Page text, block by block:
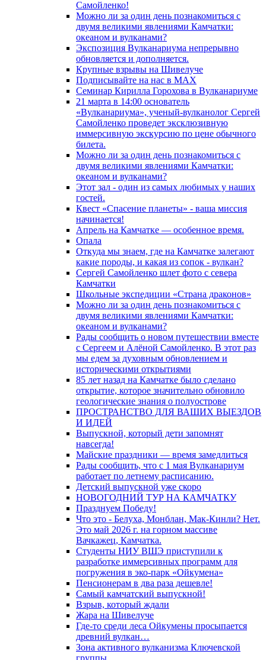
Самойленко!
Можно ли за один день познакомиться с
двумя великими явлениями Камчатки:
океаном и вулканами?
Экспозиция Вулканариума непрерывно
обновляется и дополняется.
Крупные взрывы на Шивелуче
Подписывайте на нас в MAX
Семинар Кирилла Горохова в Вулканариуме
21 марта в 14:00 основатель
«Вулканариума», ученый-вулканолог Сергей
Самойленко проведет эксклюзивную
иммерсивную экскурсию по цене обычного
билета.
Можно ли за один день познакомиться с
двумя великими явлениями Камчатки:
океаном и вулканами?
Этот зал - один из самых любимых у наших
гостей.
Квест «Спасение планеты» - ваша миссия
начинается!
Апрель на Камчатке — особенное время.
Опала
Откуда мы знаем, где на Камчатке залегают
какие породы, и какая из сопок - вулкан?
Сергей Самойленко шлет фото с севера
Камчатки
Школьные экспедиции «Страна драконов»
Можно ли за один день познакомиться с
двумя великими явлениями Камчатки:
океаном и вулканами?
Рады сообщить о новом путешествии вместе
с Сергеем и Алёной Самойленко. В этот раз
мы едем за духовным обновлением и
историческими открытиями
85 лет назад на Камчатке было сделано
открытие, которое значительно обновило
геологические знания о полуострове
ПРОСТРАНСТВО ДЛЯ ВАШИХ ВЫЕЗДОВ
И ИДЕЙ
Выпускной, который дети запомнят
навсегда!
Майские праздники — время замедлиться
Рады сообщить, что с 1 мая Вулканариум
работает по летнему расписанию.
Детский выпускной уже скоро
НОВОГОДНИЙ ТУР НА КАМЧАТКУ
Празднуем Победу!
Что это - Белуха, Монблан, Мак-Кинли? Нет.
Это май 2026 г. на горном массиве
Вачкажец, Камчатка.
Студенты НИУ ВШЭ приступили к
разработке иммерсивных программ для
погружения в эко-парк «Ойкумена»
Пенсионерам в два раза дешевле!
Самый камчатский выпускной!
Взрыв, который ждали
Жара на Шивелуче
Где-то среди леса Ойкумены просыпается
древний вулкан…
Зона активного вулканизма Ключевской
группы